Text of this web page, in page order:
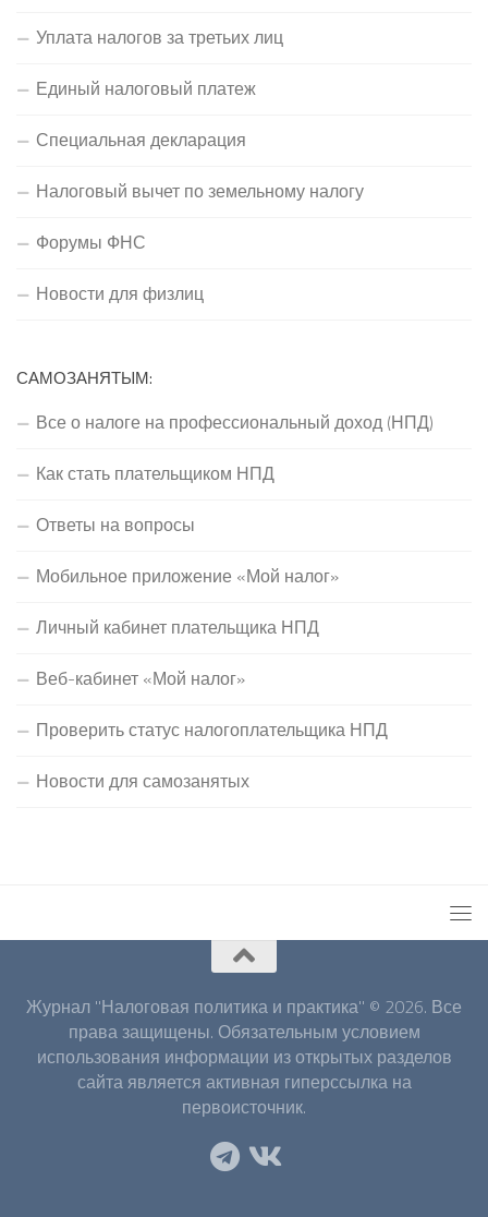
Уплата налогов за третьих лиц
Единый налоговый платеж
Специальная декларация
Налоговый вычет по земельному налогу
Форумы ФНС
Новости для физлиц
САМОЗАНЯТЫМ:
Все о налоге на профессиональный доход (НПД)
Как стать плательщиком НПД
Ответы на вопросы
Мобильное приложение «Мой налог»
Личный кабинет плательщика НПД
Веб-кабинет «Мой налог»
Проверить статус налогоплательщика НПД
Новости для самозанятых
Журнал "Налоговая политика и практика" © 2026. Все
права защищены. Обязательным условием
использования информации из открытых разделов
сайта является активная гиперссылка на
первоисточник.